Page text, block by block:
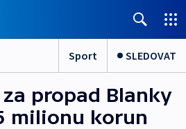
Sport SLEDOVAT
propad Blanky
milionu korun